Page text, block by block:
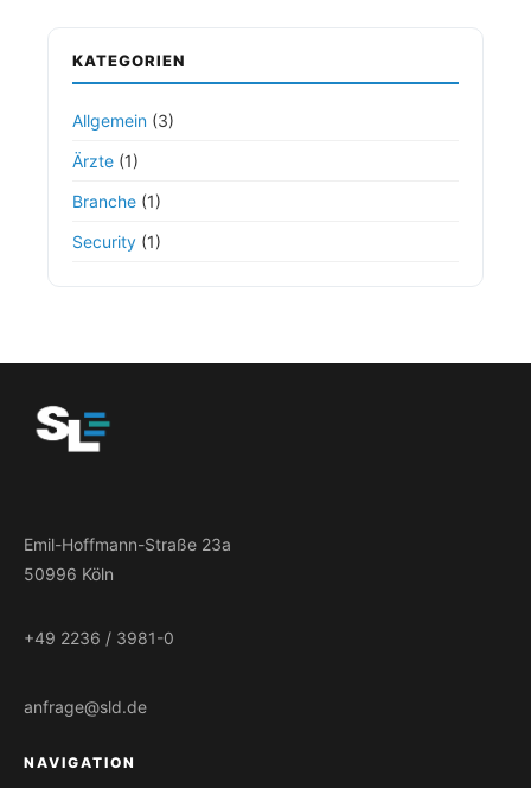
KATEGORIEN
Allgemein (3)
Ärzte (1)
Branche (1)
Security (1)
Emil-Hoffmann-Straße 23a
50996 Köln
+49 2236 / 3981-0
anfrage@sld.de
NAVIGATION